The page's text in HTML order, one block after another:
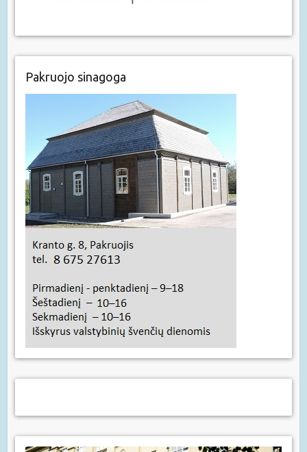
Pakruojo sinagoga